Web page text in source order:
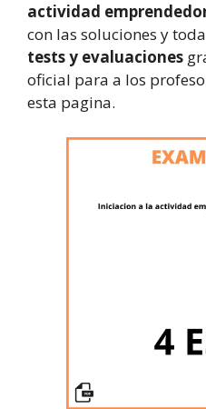
actividad
con las soluciones y
tests y evaluaciones
oficial para a los
esta pagina.